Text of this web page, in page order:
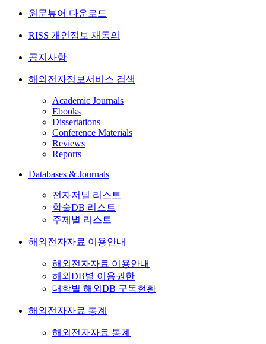
원문뷰어 다운로드
RISS 개인정보 재동의
공지사항
해외전자정보서비스 검색
Academic Journals
Ebooks
Dissertations
Conference Materials
Reviews
Reports
Databases & Journals
전자저널 리스트
학술DB 리스트
주제별 리스트
해외전자자료 이용안내
해외전자자료 이용안내
해외DB별 이용권한
대학별 해외DB 구독현황
해외전자자료 통계
해외전자자료 통계